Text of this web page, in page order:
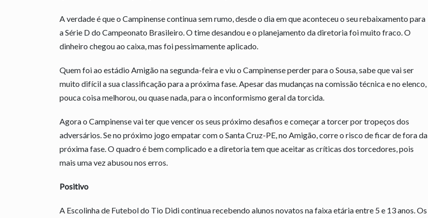
A verdade é que o Campinense continua sem rumo, desde o dia em que aconteceu o seu rebaixamento para
a Série D do Campeonato Brasileiro. O time desandou e o planejamento da diretoria foi muito fraco. O
dinheiro chegou ao caixa, mas foi pessimamente aplicado.
Quem foi ao estádio Amigão na segunda-feira e viu o Campinense perder para o Sousa, sabe que vai ser
muito difícil a sua classificação para a próxima fase. Apesar das mudanças na comissão técnica e no elenco,
pouca coisa melhorou, ou quase nada, para o inconformismo geral da torcida.
Agora o Campinense vai ter que vencer os seus próximo desafios e começar a torcer por tropeços dos
adversários. Se no próximo jogo empatar com o Santa Cruz-PE, no Amigão, corre o risco de ficar de fora da
próxima fase. O quadro é bem complicado e a diretoria tem que aceitar as críticas dos torcedores, pois
mais uma vez abusou nos erros.
Positivo
A Escolinha de Futebol do Tio Didi continua recebendo alunos novatos na faixa etária entre 5 e 13 anos. Os